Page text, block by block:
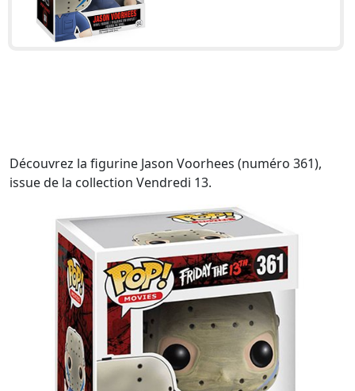
Découvrez la figurine Jason Voorhees (numéro 361),
issue de la collection Vendredi 13.